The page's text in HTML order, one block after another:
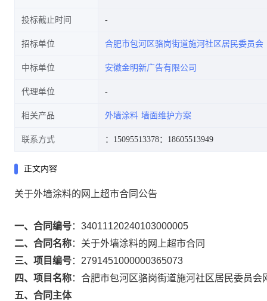
投标截止时间
招标单位 合肥市包河区骆岗街道施河社区居民委员会
中标单位 安徽金明新广告有限公司
代理单位
相关产品 外墙涂料 墙面维护方案
联系方式 ：15095513378：18605513949
正文内容
关于外墙涂料的网上超市合同公告
一、合同编号： 34011120240103000005
二、合同名称： 关于外墙涂料的网上超市合同
三、项目编号： 2791451000000365073
四、项目名称： 合肥市包河区骆岗街道施河社区居民委员会
五、合同主体